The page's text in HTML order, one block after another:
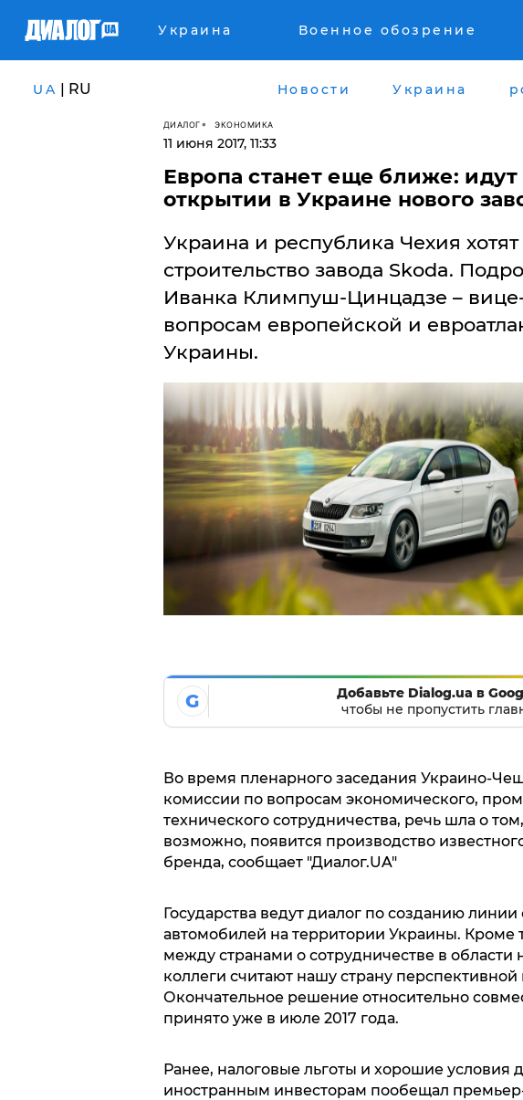
Украина Военное обозрение
UA | RU Новости Украина
ДИАЛОГ ЭКОНОМИКА
11 июня 2017, 11:33
Европа станет еще ближе:
открытии в Украине нового
Украина и республика Чехия
строительство завода Skoda.
Иванка Климпуш-Цинцадзе –
вопросам европейской и
Украины.
G
Добавьте Dialog.ua в
чтобы не пропустить
Во время пленарного заседания Украино-
комиссии по вопросам экономического,
технического сотрудничества, речь шла о
возможно, появится производство
бренда, сообщает "Диалог.UA"
Государства ведут диалог по созданию
автомобилей на территории Украины. Кроме
между странами о сотрудничестве в
коллеги считают нашу страну
Окончательное решение относительно
принято уже в июле 2017 года.
Ранее, налоговые льготы и хорошие условия
иностранным инвесторам пообещал